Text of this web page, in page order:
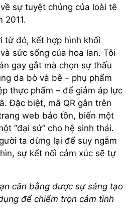
sự tuyệt chủng của loài tê
2011.
từ đó, kết hợp hình khối
sức sống của hoa lan. Tôi
gay gắt mà chọn sự thấu
da bò và bê – phụ phẩm
thực phẩm – để giảm áp lực
Đặc biệt, mã QR gắn trên
web bảo tồn, biến một
“đại sứ” cho hệ sinh thái.
ta dừng lại để suy ngẫm
sự kết nối cảm xúc sẽ tự
cân bằng được sự sáng tạo
để chiếm trọn cảm tình